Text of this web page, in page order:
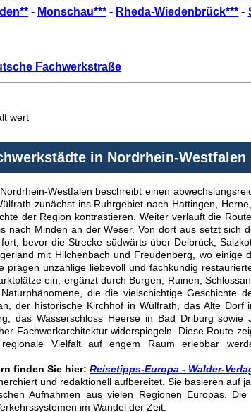
- Monschau*** - Rheda-Wiedenbrück*** -
Fachwerkstraße
wert
in Nordrhein-Westfalen
Westfalen beschreibt einen
zunächst ins Ruhrgebiet nach Hattingen,
der Region kontrastieren. Weiter verläuft die
nach Minden an der Weser. Von dort aus setzt sich
bevor die Strecke südwärts über Delbrück,
mit Hilchenbach und Freudenberg, wo einige
unzählige liebevoll und fachkundig
ein, ergänzt durch Burgen, Ruinen,
die die vielschichtige Geschichte
der historische Kirchhof in Wülfrath, das Alte Dorf
das Wasserschloss Heerse in Bad Driburg sowie
Fachwerkarchitektur widerspiegeln. Diese Route
Vielfalt auf engem Raum erlebbar
finden Sie hier: Reisetipps-Europa - Walder-
und redaktionell aufbereitet. Sie basieren auf
Aufnahmen aus vielen Regionen Europas.
im Wandel der Zeit.